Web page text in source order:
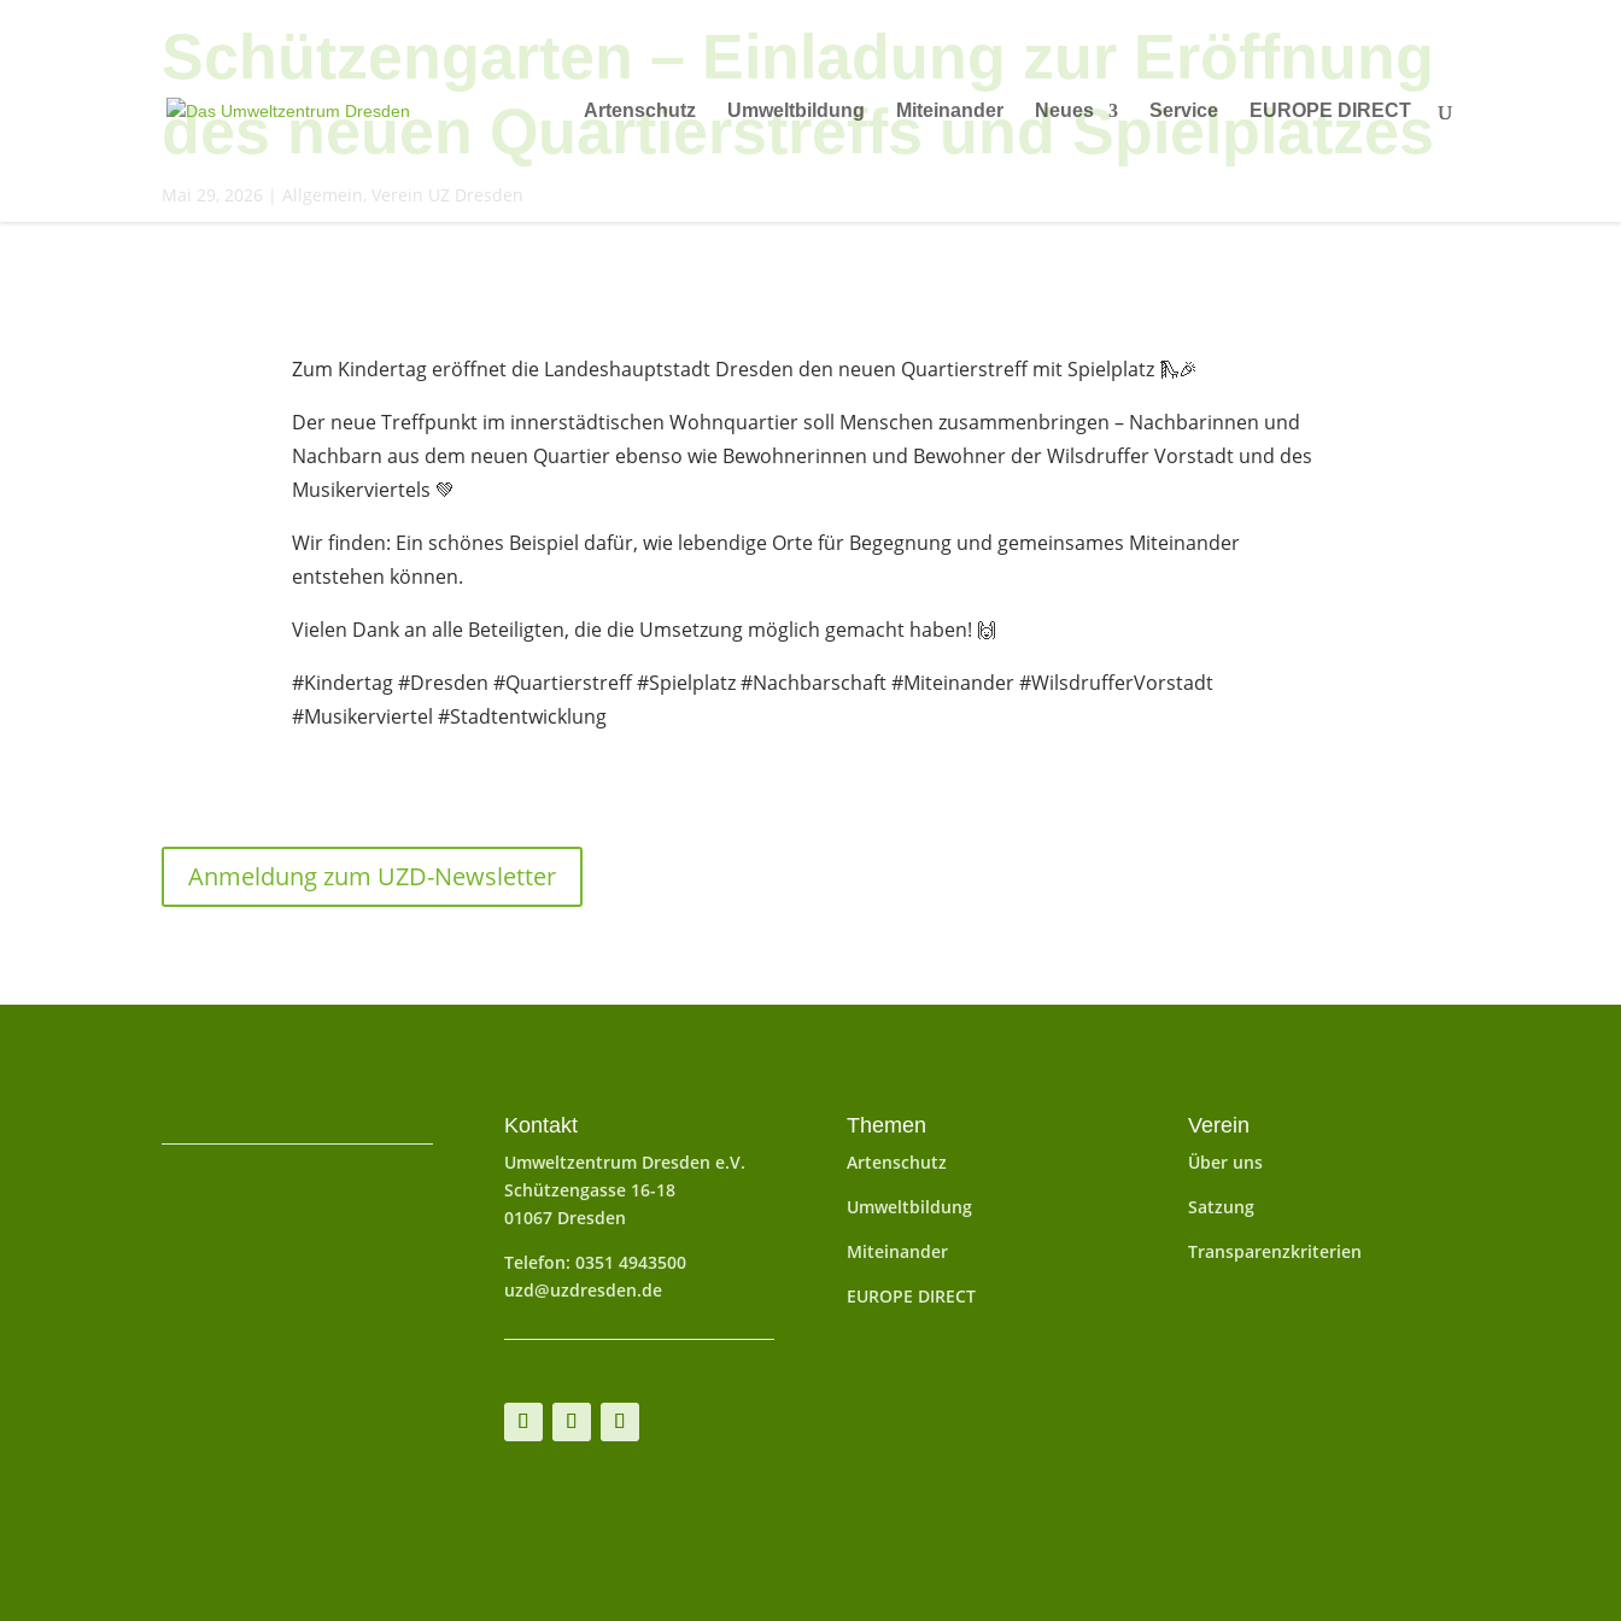
Artenschutz Umweltbildung Miteinander Neues Service EUROPE DIRECT
Schützengarten – Einladung zur Eröffnung
des neuen Quartierstreffs und Spielplatzes
Mai 29, 2026 |Allgemein,Verein UZ Dresden
Zum Kindertag eröffnet die Landeshauptstadt Dresden den neuen Quartierstreff mit Spielplatz 🛝🎉
Der neue Treffpunkt im innerstädtischen Wohnquartier soll Menschen zusammenbringen – Nachbarinnen und
Nachbarn aus dem neuen Quartier ebenso wie Bewohnerinnen und Bewohner der Wilsdruffer Vorstadt und des
Musikerviertels 💚
Wir finden: Ein schönes Beispiel dafür, wie lebendige Orte für Begegnung und gemeinsames Miteinander
entstehen können.
Vielen Dank an alle Beteiligten, die die Umsetzung möglich gemacht haben! 🙌
#Kindertag #Dresden #Quartierstreff #Spielplatz #Nachbarschaft #Miteinander #WilsdrufferVorstadt
#Musikerviertel #Stadtentwicklung
Anmeldung zum UZD-Newsletter
Kontakt
Umweltzentrum Dresden e.V.
Schützengasse 16-18
01067 Dresden
Telefon: 0351 4943500
uzd@uzdresden.de
Themen
Artenschutz
Umweltbildung
Miteinander
EUROPE DIRECT
Verein
Über uns
Satzung
Transparenzkriterien